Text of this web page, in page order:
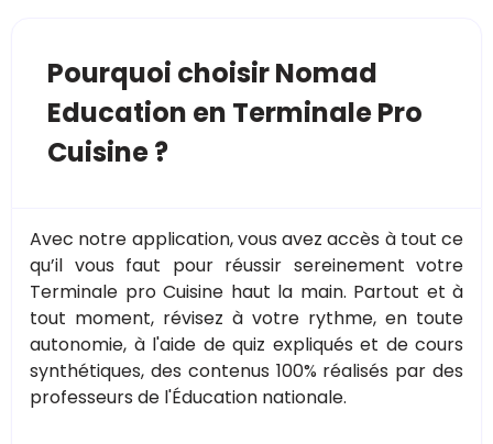
Pourquoi choisir Nomad
Education en Terminale Pro
Cuisine ?
Avec notre application, vous avez accès à tout ce
qu’il vous faut pour réussir sereinement votre
Terminale pro Cuisine haut la main. Partout et à
tout moment, révisez à votre rythme, en toute
autonomie, à l'aide de quiz expliqués et de cours
synthétiques, des contenus 100% réalisés par des
professeurs de l'Éducation nationale.